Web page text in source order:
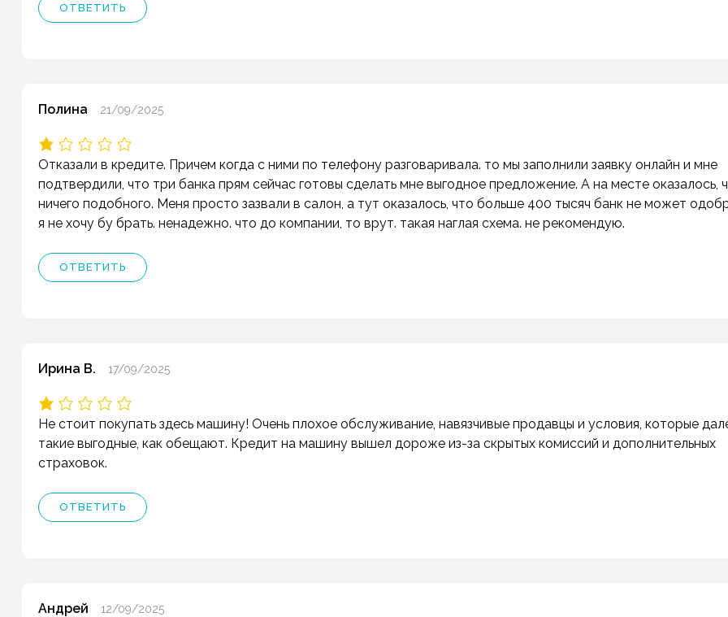
ОТВЕТИТЬ
Полина 21/09/2025
Отказали в кредите. Причем когда с ними по телефону разговаривала. то мы заполнили заявку онлайн и мне
подтвердили, что три банка прям сейчас готовы сделать мне выгодное предложение. А на месте оказалось,
ничего подобного. Меня просто зазвали в салон, а тут оказалось, что больше 400 тысяч банк не может
я не хочу бу брать. ненадежно. что до компании, то врут. такая наглая схема. не рекомендую.
ОТВЕТИТЬ
Ирина В. 17/09/2025
Не стоит покупать здесь машину! Очень плохое обслуживание, навязчивые продавцы и условия, которые
такие выгодные, как обещают. Кредит на машину вышел дороже из-за скрытых комиссий и дополнительных
страховок.
ОТВЕТИТЬ
Андрей 12/09/2025